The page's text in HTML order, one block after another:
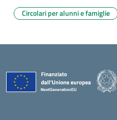
Circolari per alunni e famiglie